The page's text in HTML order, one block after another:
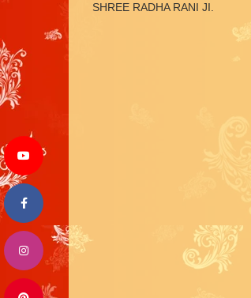
SHREE RADHA RANI JI.